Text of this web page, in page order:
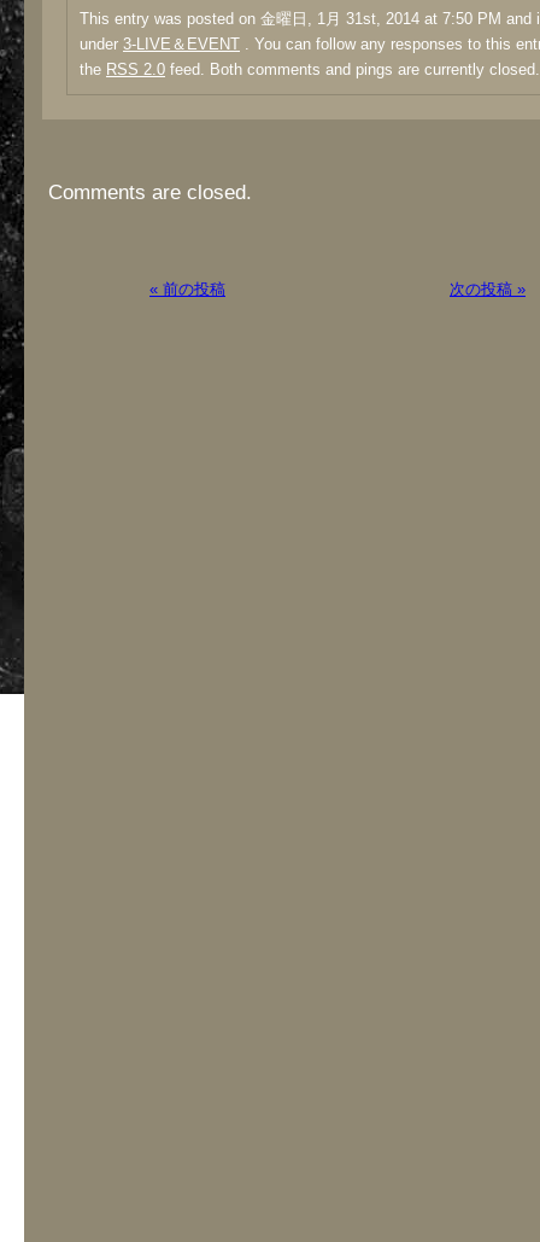
This entry was posted on 金曜日, 1月 31st, 2014 at 7:50 PM and
under 3-LIVE＆EVENT . You can follow any responses to this
the RSS 2.0 feed. Both comments and pings are currently closed.
Comments are closed.
« 前の投稿 次の投稿 »